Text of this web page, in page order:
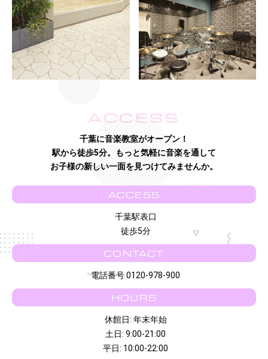
ACCESS
千葉に音楽教室がオープン！
駅から徒歩5分。もっと気軽に音楽を通して
お子様の新しい一面を見つけてみませんか。
ACCESS
千葉駅表口
徒歩5分
CONTACT
電話番号 0120-978-900
HOURS
休館日: 年末年始
土日: 9:00-21:00
平日: 10:00-22:00